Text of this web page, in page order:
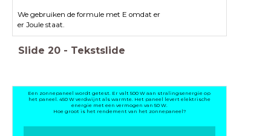
We gebruiken de formule met E omdat er
er Joule staat.
Slide 20 - Tekstslide
Een zonnepaneel wordt getest. Er valt 500 W aan stralingsenergie op
het paneel. 450 W verdwijnt als warmte. Het paneel levert elektrische
energie met een vermogen van 50 W.
Hoe groot is het rendement van het zonnepaneel?